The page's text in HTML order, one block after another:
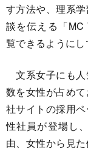
す方法や、理系
談を伝える「MC
覧できるようにし
文系女子にも人
数を女性が占め
社サイトの採用
性社員が登場し
由、女性から見